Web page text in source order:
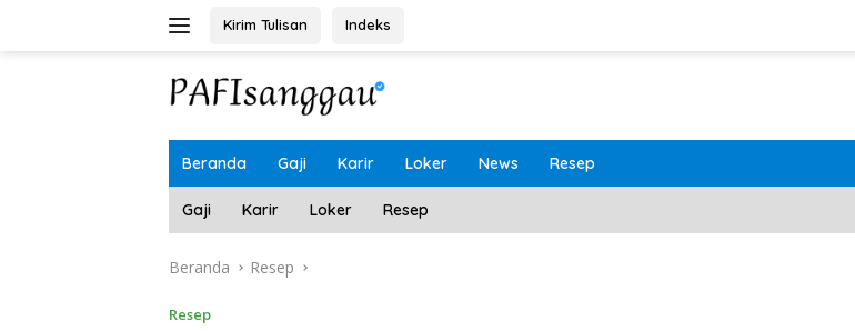
Kirim Tulisan Indeks
Beranda Gaji Karir Loker News Resep
Gaji Karir Loker Resep
Beranda Resep
Resep